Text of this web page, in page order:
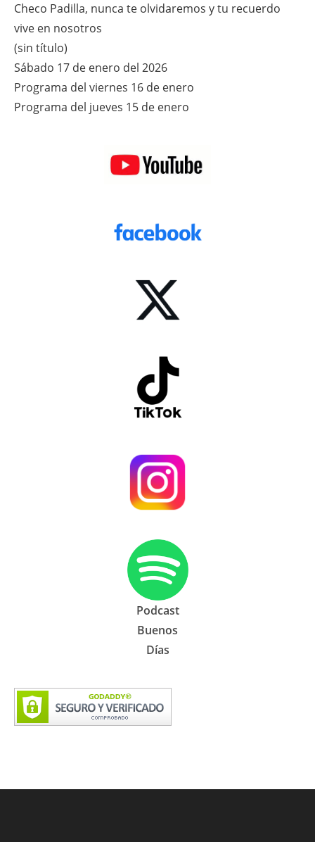
Checo Padilla, nunca te olvidaremos y tu recuerdo
vive en nosotros
(sin título)
Sábado 17 de enero del 2026
Programa del viernes 16 de enero
Programa del jueves 15 de enero
Podcast
Buenos
Días